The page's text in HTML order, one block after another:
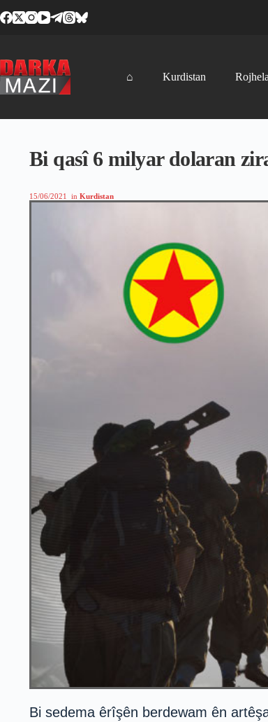
to
⌂ Kurdistan
Bi qasî 6 milyar dolaran
15/06/2021 in Kurdistan
Bi sedema êrîşên berdewam ên